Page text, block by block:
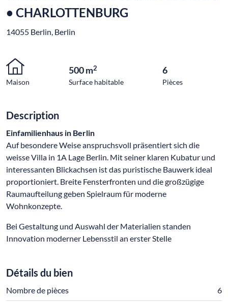
• CHARLOTTENBURG
14055 Berlin, Berlin
Maison
500 m2
Surface habitable
6
Pièces
Description
Einfamilienhaus in Berlin
Auf besondere Weise anspruchsvoll präsentiert sich die
weisse Villa in 1A Lage Berlin. Mit seiner klaren Kubatur und
interessanten Blickachsen ist das puristische Bauwerk ideal
proportioniert. Breite Fensterfronten und die großzügige
Raumaufteilung geben Spielraum für moderne
Wohnkonzepte.
Bei Gestaltung und Auswahl der Materialien standen
Innovation moderner Lebensstil an erster Stelle
Détails du bien
Nombre de pièces 6